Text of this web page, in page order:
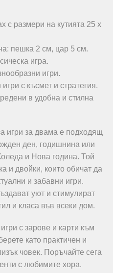
с размери на кутията 25 х
пешка 2 см, цар 5 см.
игра.
игри.
с късмет и стратегия.
в удобна и стилна
игри за двама е подходящ
ден, годишнина или
и Нова година. Той
и двойки, които обичат да
и забавни игри.
уют и стимулират
и класа във всеки дом.
с зарове и карти към
като практичен и
човек. Поръчайте сега
с любимите хора.